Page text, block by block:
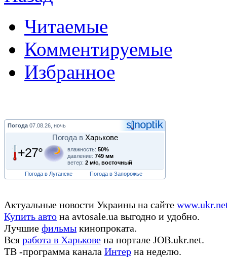
Читаемые
Комментируемые
Избранное
Погода 07.08.26, ночь
Погода в Харькове
+27° влажность: 50%
давление: 749 мм
ветер: 2 м/с, восточный
Погода в Луганске
Погода в Запорожье
Актуальные новости Украины на сайте
Купить авто на avtosale.ua выгодно и удобно.
Лучшие фильмы кинопроката.
Вся работа в Харькове на портале JOB.ukr.net.
ТВ -программа канала Интер на неделю.